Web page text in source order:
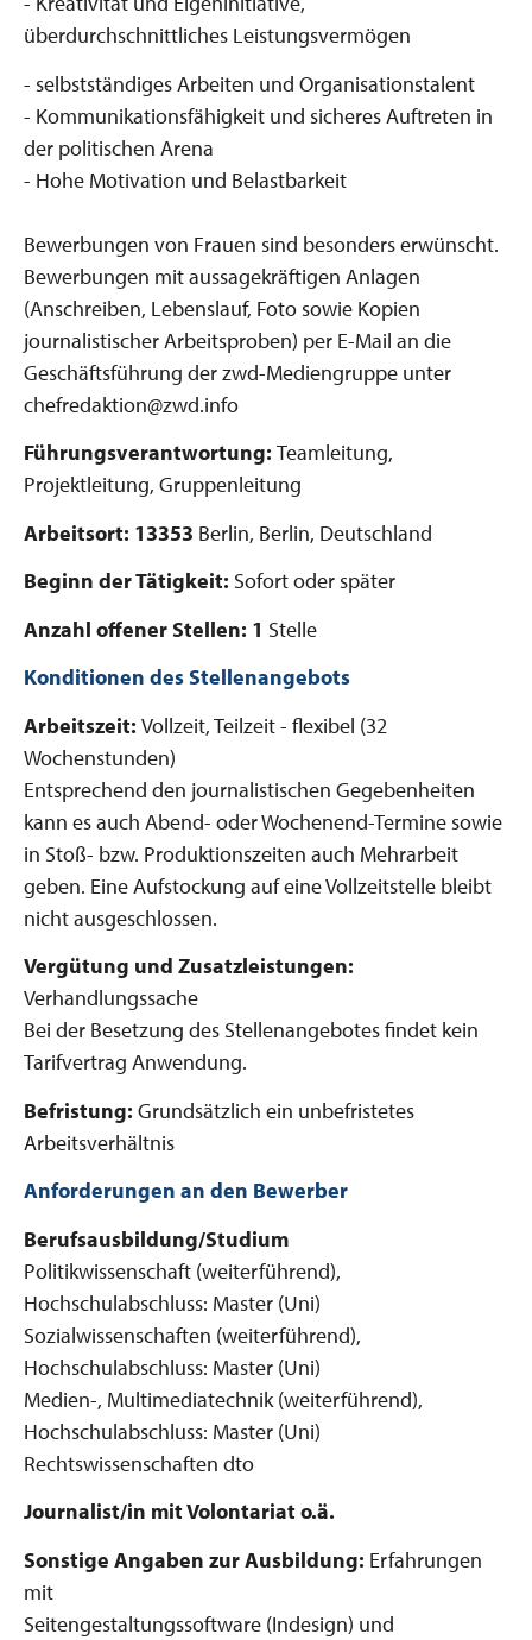
überdurchschnittliches Leistungsvermögen
- selbstständiges Arbeiten und Organisationstalent
- Kommunikationsfähigkeit und sicheres Auftreten in
der politischen Arena
- Hohe Motivation und Belastbarkeit
Bewerbungen von Frauen sind besonders erwünscht.
Bewerbungen mit aussagekräftigen Anlagen
(Anschreiben, Lebenslauf, Foto sowie Kopien
journalistischer Arbeitsproben) per E-Mail an die
Geschäftsführung der zwd-Mediengruppe unter
chefredaktion@zwd.info
Führungsverantwortung: Teamleitung,
Projektleitung, Gruppenleitung
Arbeitsort: 13353 Berlin, Berlin, Deutschland
Beginn der Tätigkeit: Sofort oder später
Anzahl offener Stellen: 1 Stelle
Konditionen des Stellenangebots
Arbeitszeit: Vollzeit, Teilzeit - flexibel (32
Wochenstunden)
Entsprechend den journalistischen Gegebenheiten
kann es auch Abend- oder Wochenend-Termine sowie
in Stoß- bzw. Produktionszeiten auch Mehrarbeit
geben. Eine Aufstockung auf eine Vollzeitstelle bleibt
nicht ausgeschlossen.
Vergütung und Zusatzleistungen:
Verhandlungssache
Bei der Besetzung des Stellenangebotes findet kein
Tarifvertrag Anwendung.
Befristung: Grundsätzlich ein unbefristetes
Arbeitsverhältnis
Anforderungen an den Bewerber
Berufsausbildung/Studium
Politikwissenschaft (weiterführend),
Hochschulabschluss: Master (Uni)
Sozialwissenschaften (weiterführend),
Hochschulabschluss: Master (Uni)
Medien-, Multimediatechnik (weiterführend),
Hochschulabschluss: Master (Uni)
Rechtswissenschaften dto
Journalist/in mit Volontariat o.ä.
Sonstige Angaben zur Ausbildung: Erfahrungen
mit
Seitengestaltungssoftware (Indesign) und